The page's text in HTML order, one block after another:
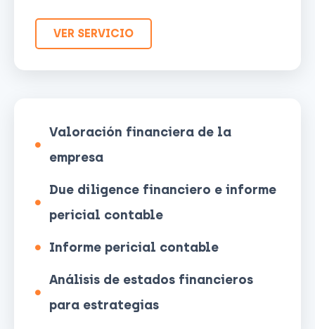
VER SERVICIO
Valoración financiera de la
empresa
Due diligence financiero e informe
pericial contable
Informe pericial contable
Análisis de estados financieros
para estrategias